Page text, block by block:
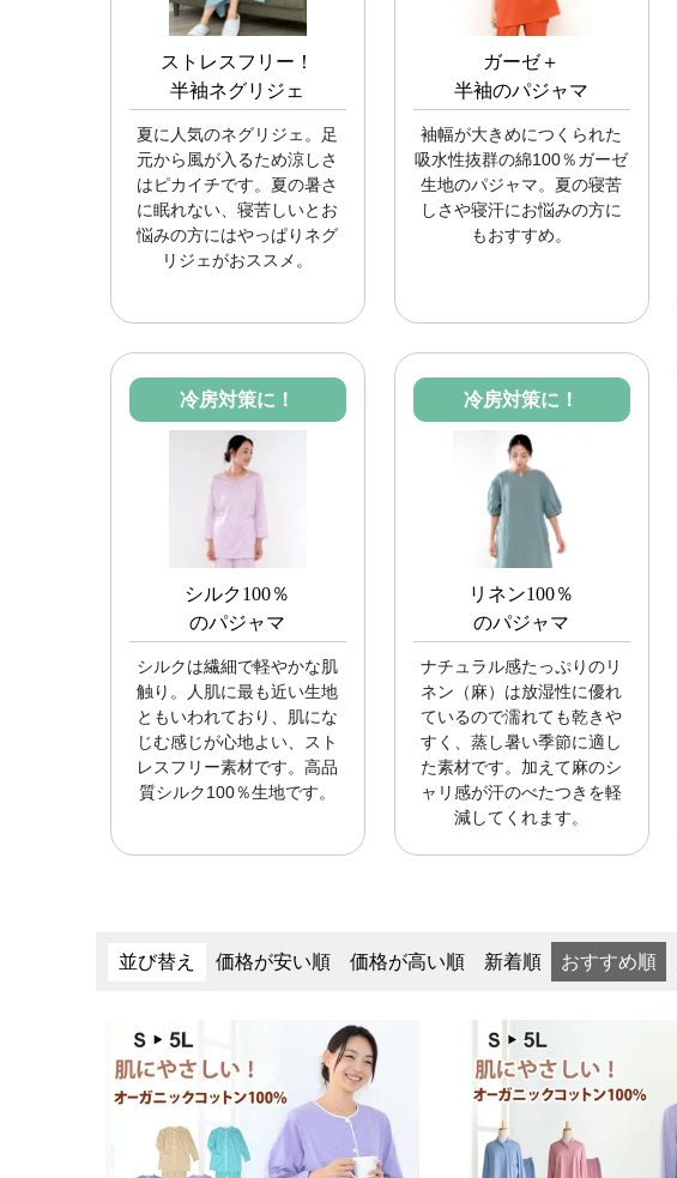
ストレスフリー！
半袖ネグリジェ
夏に人気のネグリジェ。足
元から風が入るため涼しさ
はピカイチです。夏の暑さ
に眠れない、寝苦しいとお
悩みの方にはやっぱりネグ
リジェがおススメ。
ガーゼ＋
半袖のパジャマ
袖幅が大きめにつくられた
吸水性抜群の綿100％ガーゼ
生地のパジャマ。夏の寝苦
しさや寝汗にお悩みの方に
もおすすめ。
冷房対策に！
シルク100％
のパジャマ
シルクは繊細で軽やかな肌
触り。人肌に最も近い生地
ともいわれており、肌にな
じむ感じが心地よい、スト
レスフリー素材です。高品
質シルク100％生地です。
冷房対策に！
リネン100％
のパジャマ
ナチュラル感たっぷりのリ
ネン（麻）は放湿性に優れ
ているので濡れても乾きや
すく、蒸し暑い季節に適し
た素材です。加えて麻のシ
ャリ感が汗のべたつきを軽
減してくれます。
並び替え 価格が安い順 価格が高い順 新着順 おすすめ順